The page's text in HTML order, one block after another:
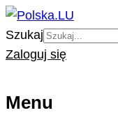
Szukaj
Zaloguj się
Menu